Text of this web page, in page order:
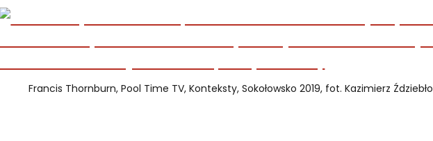
Francis Thornburn, Pool Time TV, Konteksty, Sokołowsko 2019, fot. Kazimierz Ździebło